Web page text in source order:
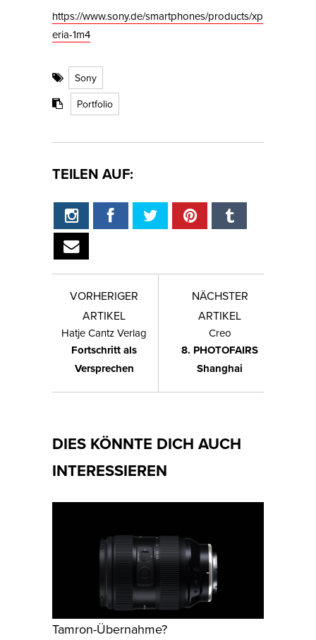
https://www.sony.de/smartphones/products/xp
eria-1m4
Sony
Portfolio
TEILEN AUF:
VORHERIGER
ARTIKEL
Hatje Cantz Verlag
Fortschritt als
Versprechen
NÄCHSTER
ARTIKEL
Creo
8. PHOTOFAIRS
Shanghai
DIES KÖNNTE DICH AUCH
INTERESSIEREN
Tamron-Übernahme?